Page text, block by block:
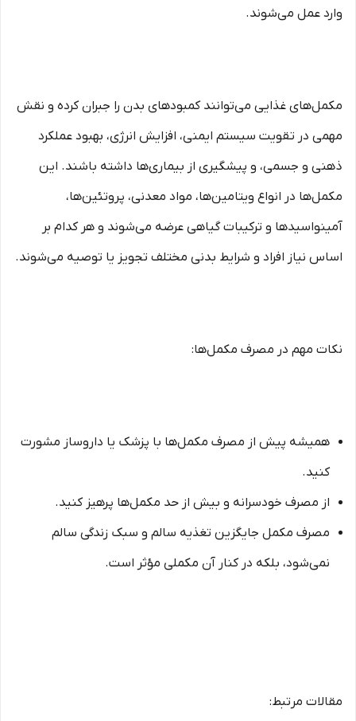
وارد عمل می‌شوند.
مکمل‌های غذایی می‌توانند کمبودهای بدن را جبران کرده و نقش
مهمی در تقویت سیستم ایمنی، افزایش انرژی، بهبود عملکرد
ذهنی و جسمی، و پیشگیری از بیماری‌ها داشته باشند. این
مکمل‌ها در انواع ویتامین‌ها، مواد معدنی، پروتئین‌ها،
آمینواسیدها و ترکیبات گیاهی عرضه می‌شوند و هر کدام بر
اساس نیاز افراد و شرایط بدنی مختلف تجویز یا توصیه می‌شوند.
نکات مهم در مصرف مکمل‌ها:
همیشه پیش از مصرف مکمل‌ها با پزشک یا داروساز مشورت
کنید.
از مصرف خودسرانه و بیش از حد مکمل‌ها پرهیز کنید.
مصرف مکمل جایگزین تغذیه سالم و سبک زندگی سالم
نمی‌شود، بلکه در کنار آن مکملی مؤثر است.
مقالات مرتبط: